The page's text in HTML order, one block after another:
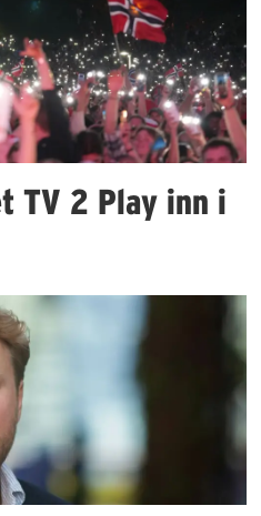
TV 2 Play inn i